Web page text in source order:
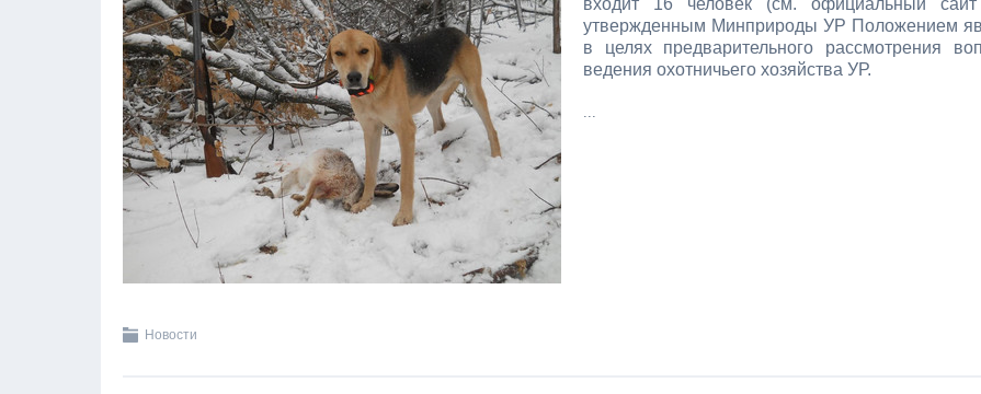
входит 16 человек (см. официальный
утвержденным Минприроды УР Положением
в целях предварительного рассмотрения
ведения охотничьего хозяйства УР.
...
Новости